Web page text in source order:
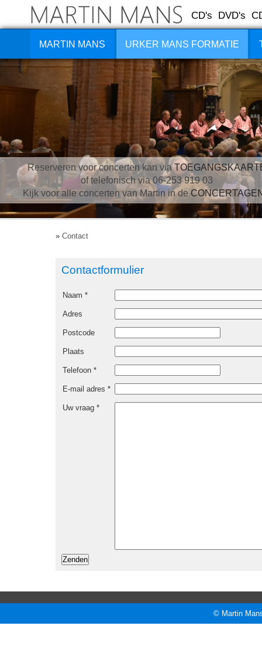
CD's DVD's
MARTIN MANS URKER MANS FORMATIE
Reserveren voor concerten kan via
of telefonisch via 06-253 919 03
Kijk voor alle concerten van Martin in de
» Contact
Contactformulier
Naam *
Adres
Postcode
Plaats
Telefoon *
E-mail adres *
Uw vraag *
© Martin